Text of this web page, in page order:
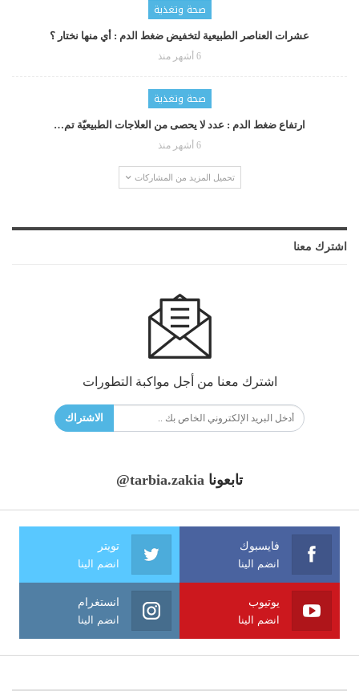
صحة وتغذية
عشرات العناصر الطبيعية لتخفيض ضغط الدم : أي منها نختار ؟
6 أشهر منذ
صحة وتغذية
ارتفاع ضغط الدم : عدد لا يحصى من العلاجات الطبيعيّة تم…
6 أشهر منذ
تحميل المزيد من المشاركات
اشترك معنا
اشترك معنا من أجل مواكبة التطورات
الاشتراك
تابعونا @tarbia.zakia
فايسبوك
انضم الينا
تويتر
انضم الينا
يوتيوب
انضم الينا
انستغرام
انضم الينا